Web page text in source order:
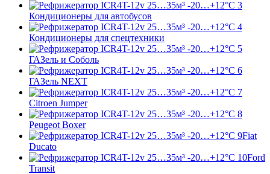
Кондиционеры для автобусов
Кондиционеры для спецтехники
ГАЗель и Соболь
ГАЗель NEXT
Citroen Jumper
Peugeot Boxer
Fiat
Ducato
Ford
Transit